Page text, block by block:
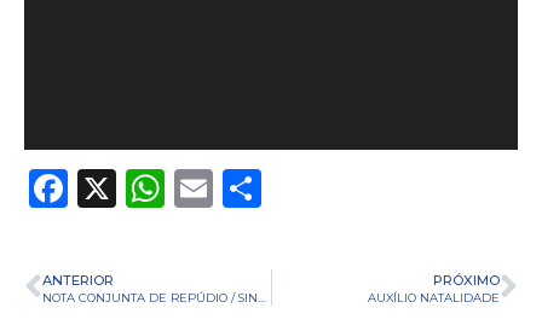
Facebook
X WhatsApp
Email
ANTERIOR PRÓXIMO
AUXÍLIO NATALIDADE